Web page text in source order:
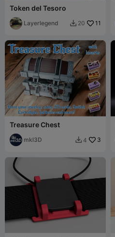
Token del Tesoro
Layerlegend  20 11
Treasure Chest
mkl3D  4 3